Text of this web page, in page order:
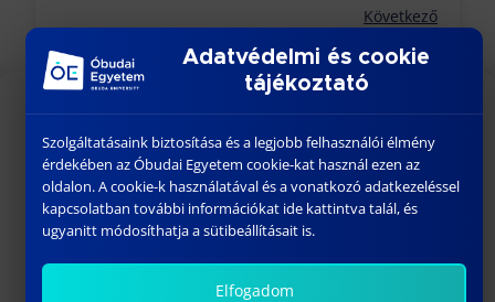
Következő
KÖZELGŐ ESEMÉNYEK
AUG
26
18:00-23:30
BÁNKI GÓLYATALI 2026
1
szeptember 01
Welcome Fesztivál
Adatvédelmi és cookie
tájékoztató
Szolgáltatásaink biztosítása és a legjobb felhasználói élmény
érdekében az Óbudai Egyetem cookie-kat használ ezen az
oldalon. A cookie-k használatával és a vonatkozó adatkezeléssel
kapcsolatban további információkat ide kattintva talál, és
ugyanitt módosíthatja a sütibeállításait is.
Elfogadom